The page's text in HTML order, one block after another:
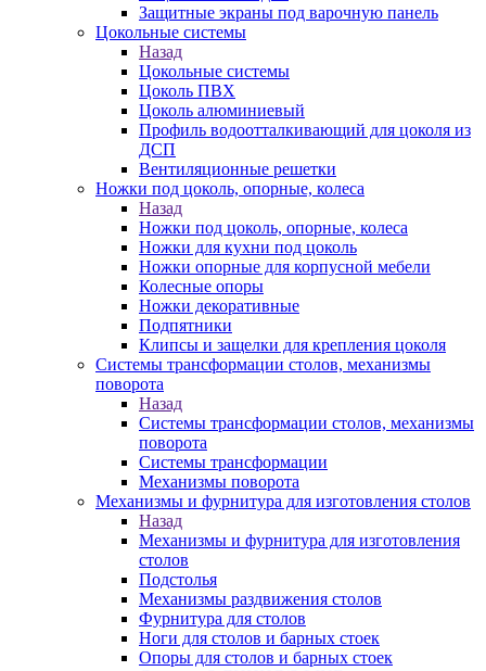
Защитные экраны под варочную панель
Цокольные системы
Назад
Цокольные системы
Цоколь ПВХ
Цоколь алюминиевый
Профиль водоотталкивающий для цоколя из
ДСП
Вентиляционные решетки
Ножки под цоколь, опорные, колеса
Назад
Ножки под цоколь, опорные, колеса
Ножки для кухни под цоколь
Ножки опорные для корпусной мебели
Колесные опоры
Ножки декоративные
Подпятники
Клипсы и защелки для крепления цоколя
Системы трансформации столов, механизмы
поворота
Назад
Системы трансформации столов, механизмы
поворота
Системы трансформации
Механизмы поворота
Механизмы и фурнитура для изготовления столов
Назад
Механизмы и фурнитура для изготовления
столов
Подстолья
Механизмы раздвижения столов
Фурнитура для столов
Ноги для столов и барных стоек
Опоры для столов и барных стоек